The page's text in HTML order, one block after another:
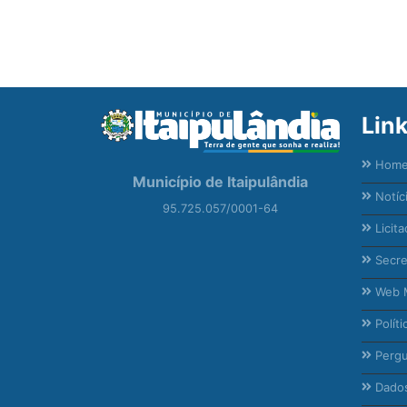
Município de Itaipulândia
95.725.057/0001-64
Web